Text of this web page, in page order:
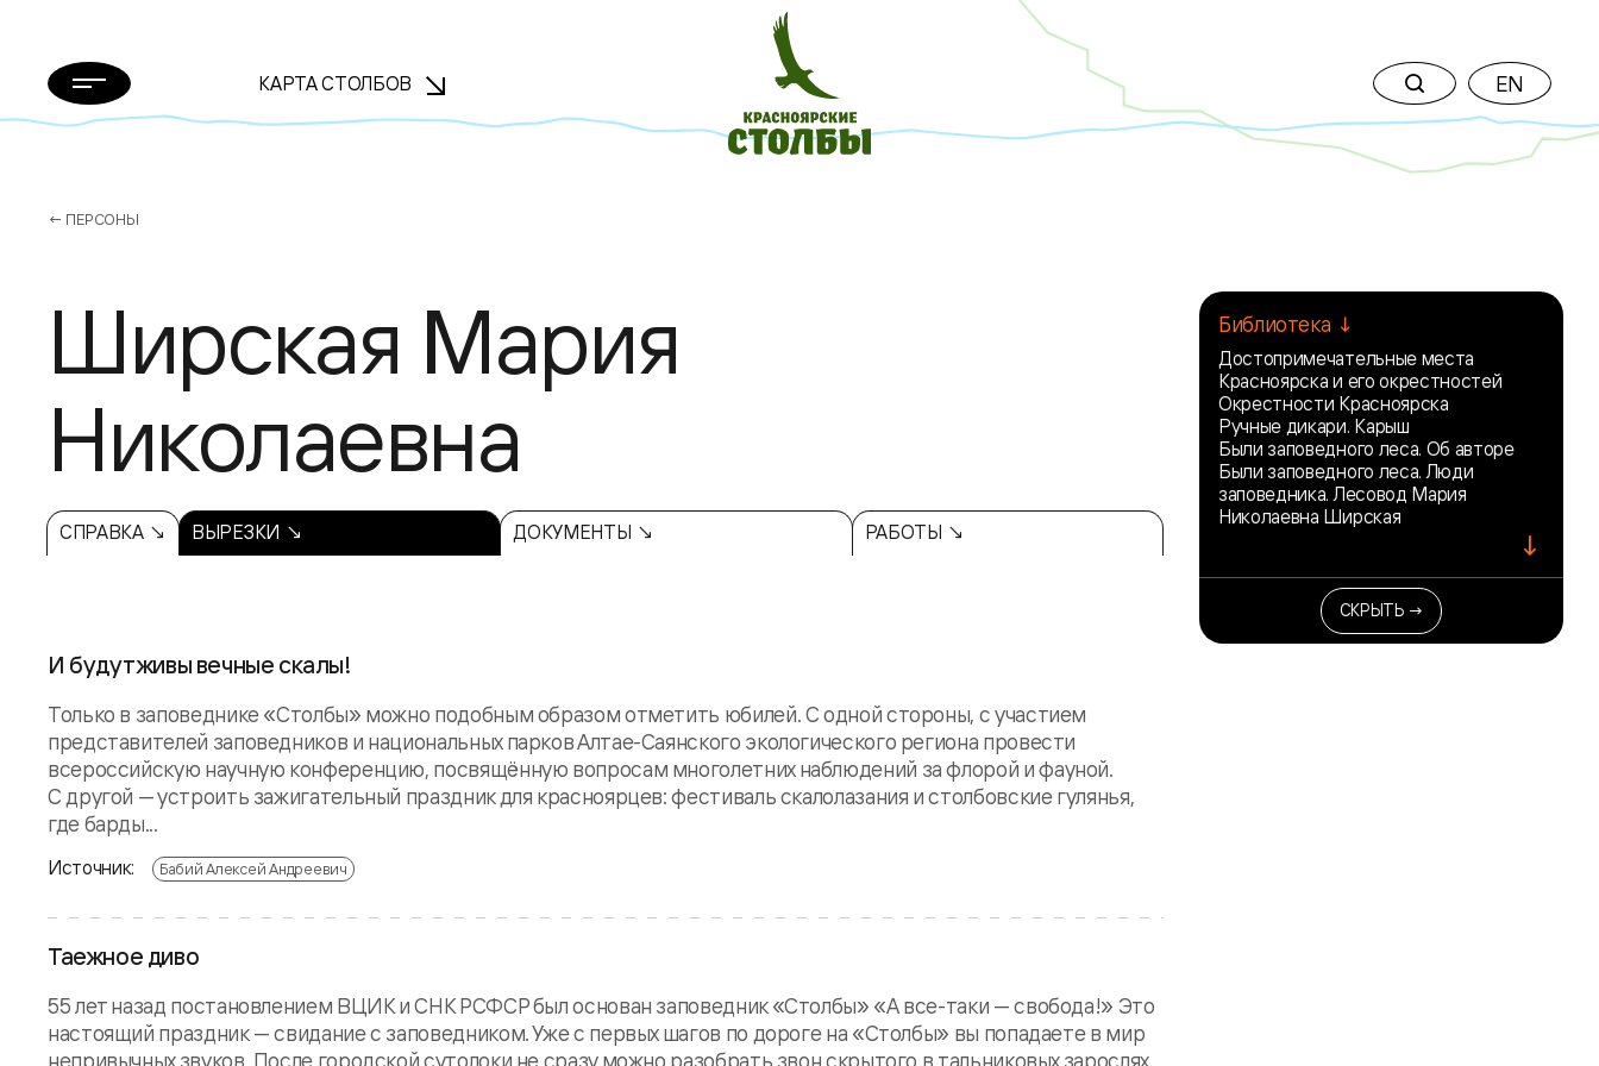
КАРТА СТОЛБОВ EN
← ПЕРСОНЫ
Ширская Мария
Николаевна
СПРАВКА ↘ ВЫРЕЗКИ ↘ ДОКУМЕНТЫ ↘ РАБОТЫ ↘
И будут живы вечные скалы!
Только в заповеднике «Столбы» можно подобным образом отметить юбилей. С одной стороны, с участием
представителей заповедников и национальных парков Алтае-Саянского экологического региона провести
всероссийскую научную конференцию, посвящённую вопросам многолетних наблюдений за флорой и фауной.
С другой — устроить зажигательный праздник для красноярцев: фестиваль скалолазания и столбовские гулянья,
где барды...
Источник: Бабий Алексей Андреевич
Таежное диво
55 лет назад постановлением ВЦИК и СНК РСФСР был основан заповедник «Столбы» «А все-таки — свобода!» Это
настоящий праздник — свидание с заповедником. Уже с первых шагов по дороге на «Столбы» вы попадаете в мир
непривычных звуков. После городской сутолоки не сразу можно разобрать звон скрытого в тальниковых зарослях
Библиотека ↓
Достопримечательные места
Красноярска и его окрестностей
Окрестности Красноярска
Ручные дикари. Карыш
Были заповедного леса. Об авторе
Были заповедного леса. Люди
заповедника. Лесовод Мария
Николаевна Ширская
↓
СКРЫТЬ →